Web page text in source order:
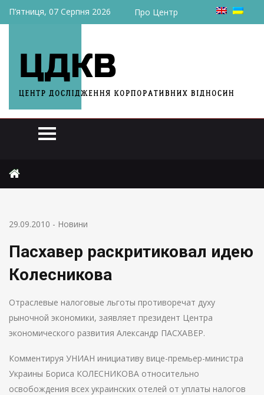
П’ятниця, 07 Серпня 2026 Про Центр
Пасхавер раскритиковал идею Колесникова
29.09.2010 - Новини
Пасхавер раскритиковал идею
Колесникова
Отраслевые налоговые льготы противоречат духу
рыночной экономики, заявляет президент Центра
экономического развития Александр ПАСХАВЕР.
Комментируя УНИАН инициативу вице-премьер-министра
Украины Бориса КОЛЕСНИКОВА относительно
освобождения всех украинских отелей от уплаты налогов